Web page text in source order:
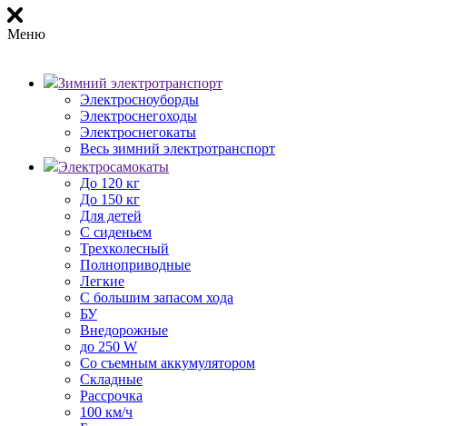
Меню
Зимний электротранспорт
Электросноуборды
Электроснегоходы
Электроснегокаты
Весь зимний электротранспорт
Электросамокаты
До 120 кг
До 150 кг
Для детей
С сиденьем
Трехколесный
Полноприводные
Легкие
С большим запасом хода
БУ
Внедорожные
до 250 W
Со съемным аккумулятором
Складные
Рассрочка
100 км/ч